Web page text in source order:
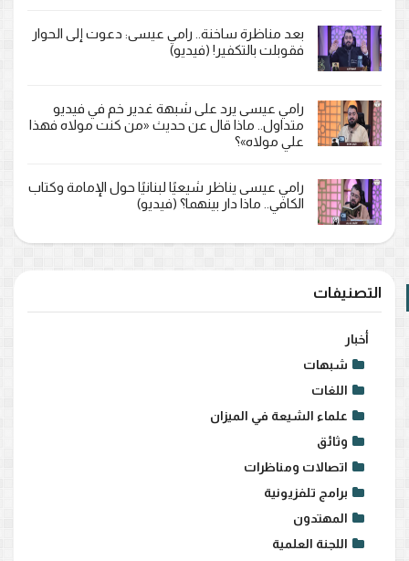
بعد مناظرة ساخنة.. رامي عيسى: دعوت إلى الحوار
فقوبلت بالتكفير! (فيديو)
رامي عيسى يرد على شبهة غدير خم في فيديو
متداول.. ماذا قال عن حديث «من كنت مولاه فهذا
علي مولاه»؟
رامي عيسى يناظر شيعيًا لبنانيًا حول الإمامة وكتاب
الكافي.. ماذا دار بينهما؟ (فيديو)
التصنيفات
أخبار
شبهات
اللغات
علماء الشيعة في الميزان
وثائق
اتصالات ومناظرات
برامج تلفزيونية
المهتدون
اللجنة العلمية